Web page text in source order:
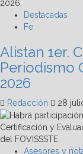
Destacadas
Fe
Alistan 1er.
Periodismo
2026
Redacción 28
Asesores y